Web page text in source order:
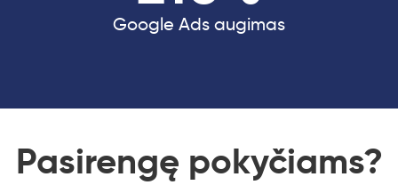
Google Ads augimas
Pasirengę pokyčiams?